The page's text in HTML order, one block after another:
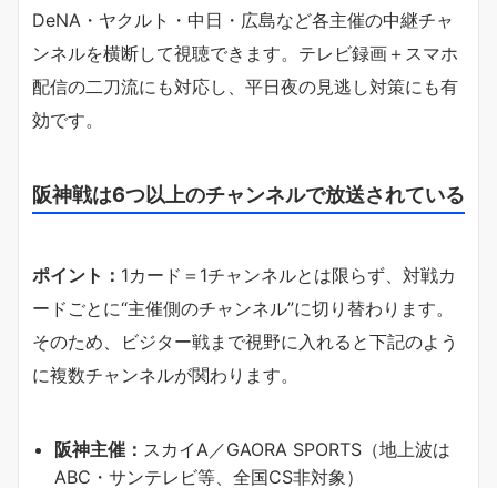
DeNA・ヤクルト・中日・広島など各主催の中継チャ
ンネルを横断して視聴できます。テレビ録画＋スマホ
配信の二刀流にも対応し、平日夜の見逃し対策にも有
効です。
阪神戦は6つ以上のチャンネルで放送されている
ポイント： 1カード＝1チャンネルとは限らず、対戦カ
ードごとに“主催側のチャンネル”に切り替わります。
そのため、ビジター戦まで視野に入れると下記のよう
に複数チャンネルが関わります。
阪神主催： スカイA／GAORA SPORTS（地上波は
ABC・サンテレビ等、全国CS非対象）